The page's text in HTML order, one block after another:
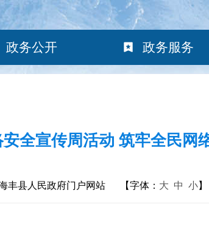
政务公开 政务服务
全宣传周活动 筑牢全民网
丰县人民政府门户网站 【字体： 大 中 小】